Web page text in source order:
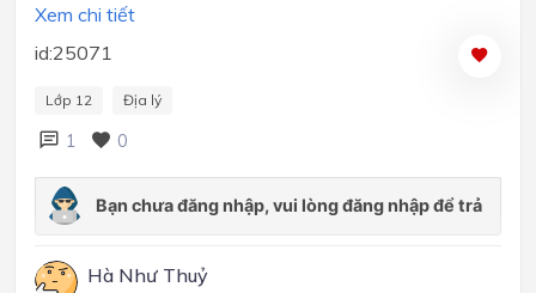
Xem chi tiết
id:25071
Lớp 12 Địa lý
1 0
Hà Như Thuỷ